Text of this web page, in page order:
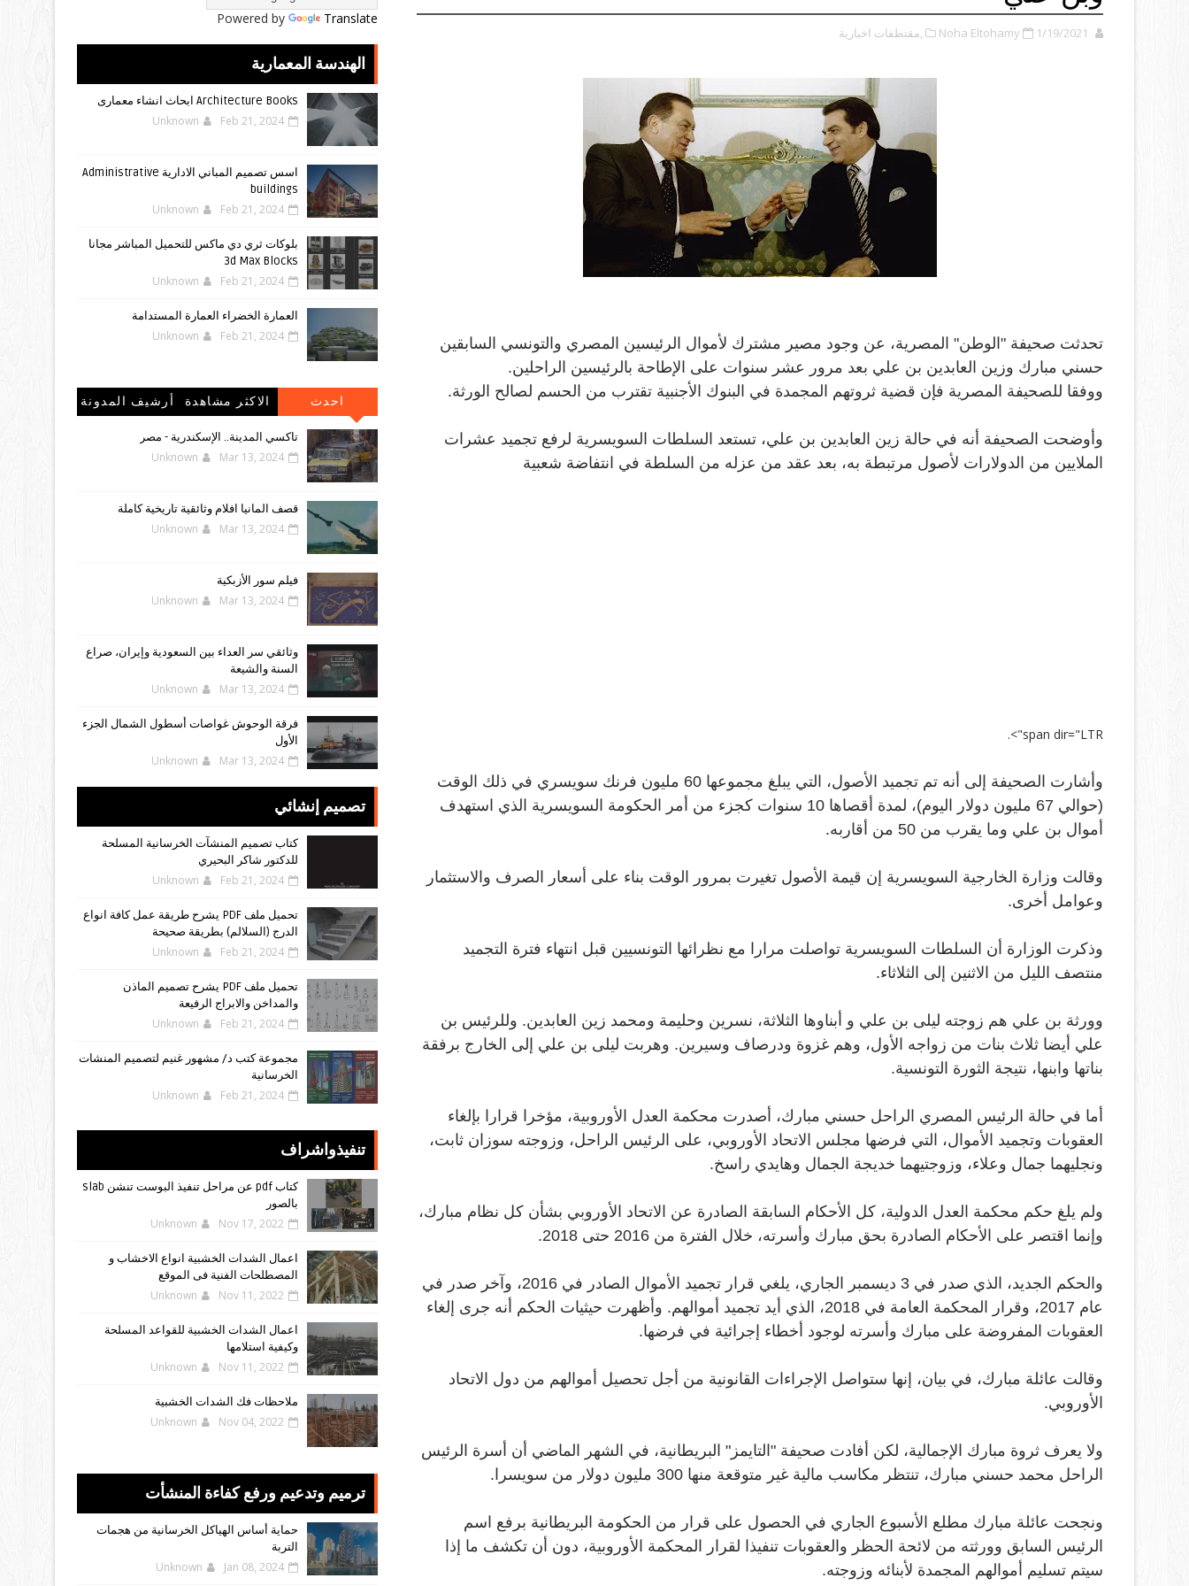
Noha Eltohamy 1/19/2021 ,مقتطفات اخبارية
تحدثت صحيفة "الوطن" المصرية، عن وجود مصير مشترك لأموال الرئيسين المصري والتونسي السابقين
حسني مبارك وزين العابدين بن علي بعد مرور عشر سنوات على الإطاحة بالرئيسين الراحلين.
ووفقا للصحيفة المصرية فإن قضية ثروتهم المجمدة في البنوك الأجنبية تقترب من الحسم لصالح الورثة.
وأوضحت الصحيفة أنه في حالة زين العابدين بن علي، تستعد السلطات السويسرية لرفع تجميد عشرات
الملايين من الدولارات لأصول مرتبطة به، بعد عقد من عزله من السلطة في انتفاضة شعبية
span dir="LTR">
.
وأشارت الصحيفة إلى أنه تم تجميد الأصول، التي يبلغ مجموعها 60 مليون فرنك سويسري في ذلك الوقت
(حوالي 67 مليون دولار اليوم)، لمدة أقصاها 10 سنوات كجزء من أمر الحكومة السويسرية الذي استهدف
أموال بن علي وما يقرب من 50 من أقاربه
.
وقالت وزارة الخارجية السويسرية إن قيمة الأصول تغيرت بمرور الوقت بناء على أسعار الصرف والاستثمار
وعوامل أخرى.
وذكرت الوزارة أن السلطات السويسرية تواصلت مرارا مع نظرائها التونسيين قبل انتهاء فترة التجميد
منتصف الليل من الاثنين إلى الثلاثاء.
وورثة بن علي هم زوجته ليلى بن علي و أبناوها الثلاثة، نسرين وحليمة ومحمد زين العابدين. وللرئيس بن
علي أيضا ثلاث بنات من زواجه الأول، وهم غزوة ودرصاف وسيرين. وهربت ليلى بن علي إلى الخارج برفقة
بناتها وابنها، نتيجة الثورة التونسية.
أما في حالة الرئيس المصري الراحل حسني مبارك، أصدرت محكمة العدل الأوروبية، مؤخرا قرارا بإلغاء
العقوبات وتجميد الأموال، التي فرضها مجلس الاتحاد الأوروبي، على الرئيس الراحل، وزوجته سوزان ثابت،
ونجليهما جمال وعلاء، وزوجتيهما خديجة الجمال وهايدي راسخ.
ولم يلغ حكم محكمة العدل الدولية، كل الأحكام السابقة الصادرة عن الاتحاد الأوروبي بشأن كل نظام مبارك،
وإنما اقتصر على الأحكام الصادرة بحق مبارك وأسرته، خلال الفترة من 2016 حتى 2018
.
والحكم الجديد، الذي صدر في 3 ديسمبر الجاري، يلغي قرار تجميد الأموال الصادر في 2016، وآخر صدر في
عام 2017، وقرار المحكمة العامة في 2018، الذي أيد تجميد أموالهم. وأظهرت حيثيات الحكم أنه جرى إلغاء
العقوبات المفروضة على مبارك وأسرته لوجود أخطاء إجرائية في فرضها.
وقالت عائلة مبارك، في بيان، إنها ستواصل الإجراءات القانونية من أجل تحصيل أموالهم من دول الاتحاد
الأوروبي.
ولا يعرف ثروة مبارك الإجمالية، لكن أفادت صحيفة "التايمز" البريطانية، في الشهر الماضي أن أسرة الرئيس
الراحل محمد حسني مبارك، تنتظر مكاسب مالية غير متوقعة منها 300 مليون دولار من سويسرا
.
ونجحت عائلة مبارك مطلع الأسبوع الجاري في الحصول على قرار من الحكومة البريطانية برفع اسم
الرئيس السابق وورثته من لائحة الحظر والعقوبات تنفيذا لقرار المحكمة الأوروبية، دون أن تكشف ما إذا
سيتم تسليم أموالهم المجمدة لأبنائه وزوجته.
Powered by Translate
الهندسة المعمارية
Architecture Books ابحاث انشاء معمارى
Unknown Feb 21, 2024
اسس تصميم المباني الادارية Administrative
buildings
Unknown Feb 21, 2024
بلوكات ثري دي ماكس للتحميل المباشر مجانا
3d Max Blocks
Unknown Feb 21, 2024
العمارة الخضراء العمارة المستدامة
Unknown Feb 21, 2024
احدث
المشاركات
الاكثر مشاهدة
أرشيف المدونة
تاكسي المدينة.. الإسكندرية - مصر
Unknown Mar 13, 2024
قصف المانيا افلام وثائقية تاريخية كاملة
Unknown Mar 13, 2024
فيلم سور الأزبكية
Unknown Mar 13, 2024
وثائقي سر العداء بين السعودية وإيران، صراع
السنة والشيعة
Unknown Mar 13, 2024
فرقة الوحوش غواصات أسطول الشمال الجزء
الأول
Unknown Mar 13, 2024
تصميم إنشائي
كتاب تصميم المنشآت الخرسانية المسلحة
للدكتور شاكر البحيري
Unknown Feb 21, 2024
تحميل ملف PDF يشرح طريقة عمل كافة انواع
الدرج (السلالم) بطريقة صحيحة
Unknown Feb 21, 2024
تحميل ملف PDF يشرح تصميم الماذن
والمداخن والابراج الرفيعة
Unknown Feb 21, 2024
مجموعة كتب د/ مشهور غنيم لتصميم المنشات
الخرسانية
Unknown Feb 21, 2024
تنفيذواشراف
كتاب pdf عن مراحل تنفيذ البوست تنشن slab
بالصور
Unknown Nov 17, 2022
اعمال الشدات الخشبية انواع الاخشاب و
المصطلحات الفنية فى الموقع
Unknown Nov 11, 2022
اعمال الشدات الخشبية للقواعد المسلحة
وكيفية استلامها
Unknown Nov 11, 2022
ملاحظات فك الشدات الخشبية
Unknown Nov 04, 2022
ترميم وتدعيم ورفع كفاءة المنشأت
حماية أساس الهياكل الخرسانية من هجمات
التربة
Unknown Jan 08, 2024